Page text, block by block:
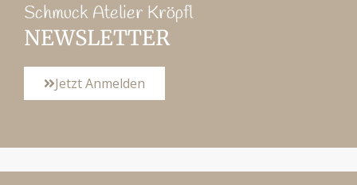
Schmuck Atelier Kröpfl
NEWSLETTER
Jetzt Anmelden